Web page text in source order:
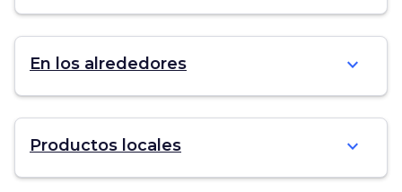
En los alrededores expand_more
Productos locales expand_more